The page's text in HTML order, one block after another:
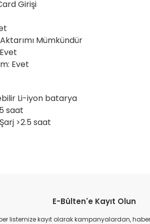
Girişi
Mümkündür
Evet
Li-iyon batarya
saat
>2.5 saat
bozuk veya görüntülenemiyor.
eksik bilgiler bulunuyor.
E-Bülten'e Kayıt Olun
listemize kayıt olarak kampanyalardan,